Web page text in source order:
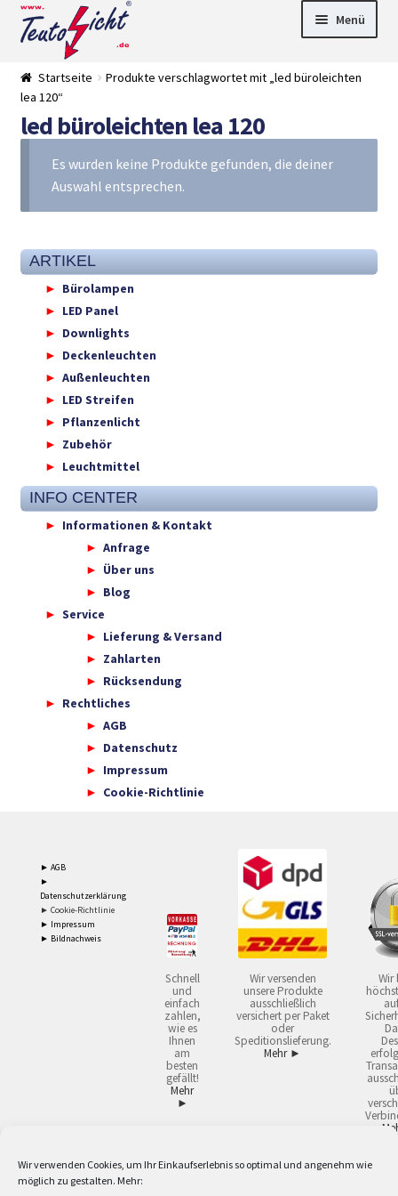
Wir verwenden Cookies, um Ihr Einkaufserlebnis so optimal und angenehm wie
möglich zu gestalten. Mehr:
Zur
Navigation
springen
Springe
zum
Menü
► LED Panel
►
Deckenleuch
ten
►
Außenleucht
► LED
Leuchtmittel
►
Startseite
Produkte verschlagwortet mit „led büroleichten
lea 120“
led büroleichten lea 120
Es wurden keine Produkte gefunden, die deiner
Auswahl entsprechen.
ARTIKEL
Bürolampen
LED Panel
Downlights
Deckenleuchten
Außenleuchten
LED Streifen
Pflanzenlicht
Zubehör
Leuchtmittel
INFO CENTER
Informationen & Kontakt
Anfrage
Über uns
Blog
Service
Lieferung & Versand
Zahlarten
Rücksendung
Rechtliches
AGB
Datenschutz
Impressum
Cookie-Richtlinie
► AGB
►
Datenschutzerklärung
► Cookie-Richtlinie
► Impressum
► Bildnachweis
Schnell
und
einfach
zahlen,
wie es
Ihnen
am
besten
gefällt!
Mehr
►
Wir versenden
unsere Produkte
ausschließlich
versichert per Paket
oder
Speditionslieferung.
Mehr ►
Wir
2 Lieferzeiten gelten mit Express-24.